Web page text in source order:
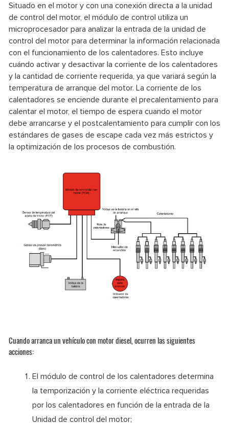
Situado en el motor y con una conexión directa a la unidad
de control del motor, el módulo de control utiliza un
microprocesador para analizar la entrada de la unidad de
control del motor para determinar la información relacionada
con el funcionamiento de los calentadores. Esto incluye
cuándo activar y desactivar la corriente de los calentadores
y la cantidad de corriente requerida, ya que variará según la
temperatura de arranque del motor. La corriente de los
calentadores se enciende durante el precalentamiento para
calentar el motor, el tiempo de espera cuando el motor
debe arrancarse y el postcalentamiento para cumplir con los
estándares de gases de escape cada vez más estrictos y
la optimización de los procesos de combustión.
Cuando arranca un vehículo con motor diesel, ocurren las siguientes
acciones:
El módulo de control de los calentadores determina
la temporización y la corriente eléctrica requeridas
por los calentadores en función de la entrada de la
Unidad de control del motor;